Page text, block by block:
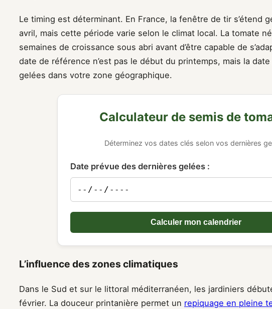
Le timing est déterminant. En France, la fenêtre de tir s’étend
avril, mais cette période varie selon le climat local. La tomate
semaines de croissance sous abri avant d’être capable de
date de référence n’est pas le début du printemps, mais la
gelées dans votre zone géographique.
Calculateur de semis de
Déterminez vos dates clés selon vos dernières
Date prévue des dernières gelées :
Calculer mon calendrier
L’influence des zones climatiques
Dans le Sud et sur le littoral méditerranéen, les jardiniers
février. La douceur printanière permet un repiquage en pleine